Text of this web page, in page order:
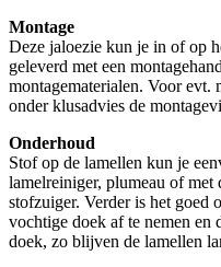
Montage
Deze jaloezie kun je in of op
geleverd met een
montagematerialen. Voor evt.
onder klusadvies de
Onderhoud
Stof op de lamellen kun je
lamelreiniger, plumeau of met
stofzuiger. Verder is het goed
vochtige doek af te nemen en
doek, zo blijven de lamellen